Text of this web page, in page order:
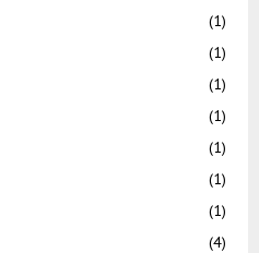
(1)
(1)
(1)
(1)
(1)
(1)
(1)
(4)